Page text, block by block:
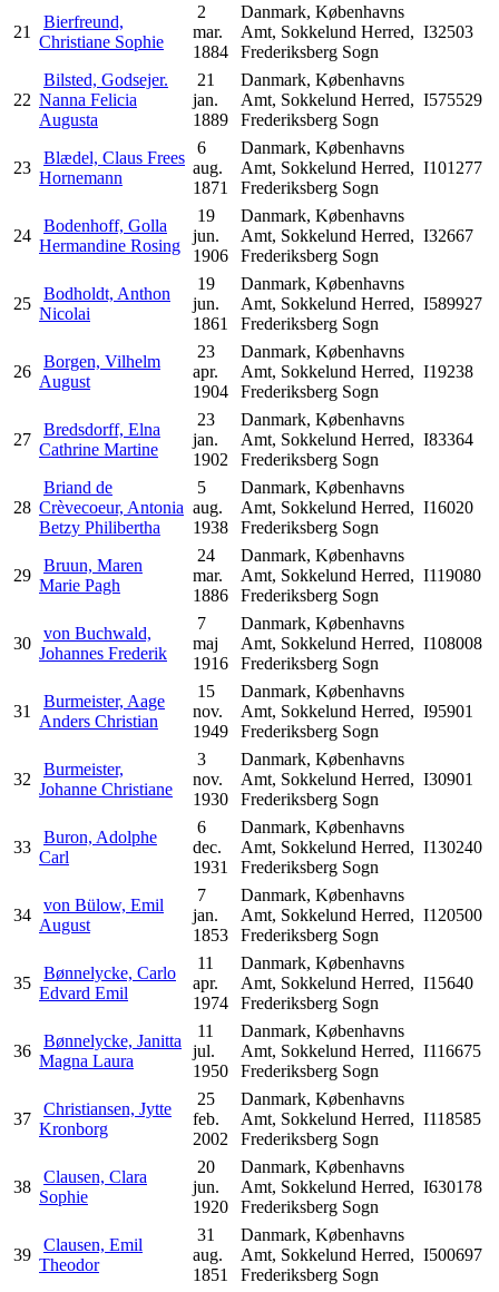
21
Bierfreund,
Christiane Sophie
2
mar.
1884
Danmark, Københavns
Amt, Sokkelund Herred,
Frederiksberg Sogn
I32503
22
Bilsted, Godsejer.
Nanna Felicia
Augusta
21
jan.
1889
Danmark, Københavns
Amt, Sokkelund Herred,
Frederiksberg Sogn
I575529
23
Blædel, Claus Frees
Hornemann
6
aug.
1871
Danmark, Københavns
Amt, Sokkelund Herred,
Frederiksberg Sogn
I101277
24
Bodenhoff, Golla
Hermandine Rosing
19
jun.
1906
Danmark, Københavns
Amt, Sokkelund Herred,
Frederiksberg Sogn
I32667
25
Bodholdt, Anthon
Nicolai
19
jun.
1861
Danmark, Københavns
Amt, Sokkelund Herred,
Frederiksberg Sogn
I589927
26
Borgen, Vilhelm
August
23
apr.
1904
Danmark, Københavns
Amt, Sokkelund Herred,
Frederiksberg Sogn
I19238
27
Bredsdorff, Elna
Cathrine Martine
23
jan.
1902
Danmark, Københavns
Amt, Sokkelund Herred,
Frederiksberg Sogn
I83364
28
Briand de
Crèvecoeur, Antonia
Betzy Philibertha
5
aug.
1938
Danmark, Københavns
Amt, Sokkelund Herred,
Frederiksberg Sogn
I16020
29
Bruun, Maren
Marie Pagh
24
mar.
1886
Danmark, Københavns
Amt, Sokkelund Herred,
Frederiksberg Sogn
I119080
30
von Buchwald,
Johannes Frederik
7
maj
1916
Danmark, Københavns
Amt, Sokkelund Herred,
Frederiksberg Sogn
I108008
31
Burmeister, Aage
Anders Christian
15
nov.
1949
Danmark, Københavns
Amt, Sokkelund Herred,
Frederiksberg Sogn
I95901
32
Burmeister,
Johanne Christiane
3
nov.
1930
Danmark, Københavns
Amt, Sokkelund Herred,
Frederiksberg Sogn
I30901
33
Buron, Adolphe
Carl
6
dec.
1931
Danmark, Københavns
Amt, Sokkelund Herred,
Frederiksberg Sogn
I130240
34
von Bülow, Emil
August
7
jan.
1853
Danmark, Københavns
Amt, Sokkelund Herred,
Frederiksberg Sogn
I120500
35
Bønnelycke, Carlo
Edvard Emil
11
apr.
1974
Danmark, Københavns
Amt, Sokkelund Herred,
Frederiksberg Sogn
I15640
36
Bønnelycke, Janitta
Magna Laura
11
jul.
1950
Danmark, Københavns
Amt, Sokkelund Herred,
Frederiksberg Sogn
I116675
37
Christiansen, Jytte
Kronborg
25
feb.
2002
Danmark, Københavns
Amt, Sokkelund Herred,
Frederiksberg Sogn
I118585
38
Clausen, Clara
Sophie
20
jun.
1920
Danmark, Københavns
Amt, Sokkelund Herred,
Frederiksberg Sogn
I630178
39
Clausen, Emil
Theodor
31
aug.
1851
Danmark, Københavns
Amt, Sokkelund Herred,
Frederiksberg Sogn
I500697